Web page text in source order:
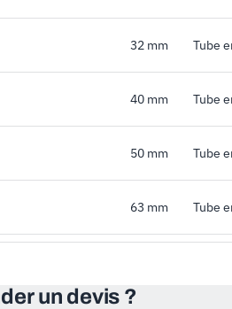
32 mm Tube
40 mm Tube
50 mm Tube
63 mm Tube
un devis ?